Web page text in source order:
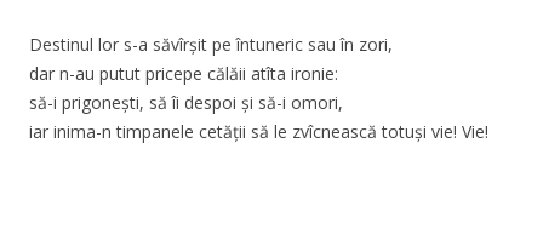
Destinul lor s-a săvîrșit pe întuneric sau în zori,
dar n-au putut pricepe călăii atîta ironie:
să-i prigonești, să îi despoi și să-i omori,
iar inima-n timpanele cetății să le zvîcnească totuși vie! Vie!